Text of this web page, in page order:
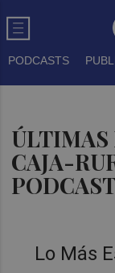
PODCASTS
ÚLTIMAS
CAJA-
Lo Más